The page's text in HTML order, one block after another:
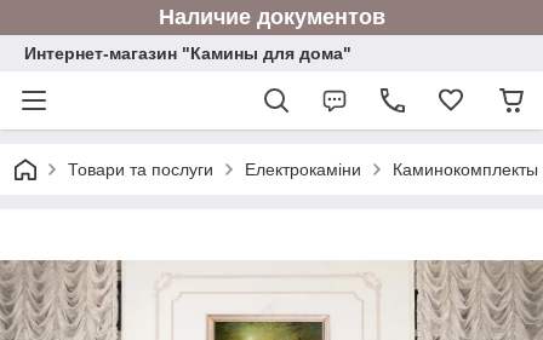
Наличие документов
Интернет-магазин "Камины для дома"
Товари та послуги Електрокаміни Каминокомплекты